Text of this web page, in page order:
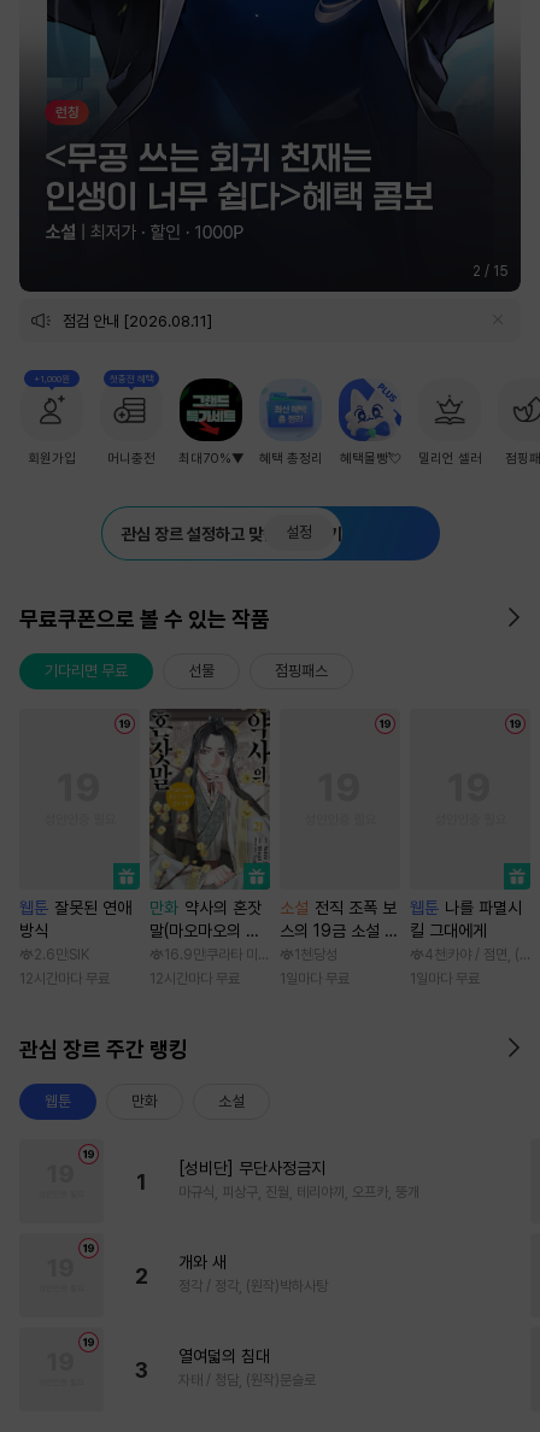
2 / 15
점검 안내 [2026.08.11]
+1,000원
회원가입
첫충전 혜택
머니충전 최대70%▼ 혜택 총정리 혜택몰빵💘 밀리언 셀러 점핑
관심 장르 설정하고 맞춤 추천 받기
설정
무료쿠폰으로 볼 수 있는 작품
기다리면 무료 선물 점핑패스
웹툰 잘못된 연애
방식
2.6만 SIK
12시간마다 무료
만화 약사의 혼잣
말(마오마오의 후
궁 수수께끼 풀이
수첩)
16.9만 쿠라타 미노지 / 휴우가 나츠
12시간마다 무료
소설 전직 조폭 보
스의 19금 소설 속
가정부 빙의기
1천 당성
1일마다 무료
웹툰 나를 파멸시
킬 그대에게
4천 카야 / 점면, (원
1일마다 무료
관심 장르 주간 랭킹
웹툰 만화 소설
1
[성비단] 무단사정금지
마규식, 피상구, 진월, 테리야끼, 오프카, 뚱개
2
개와 새
정각 / 정각, (원작)박하사탕
3
열여덟의 침대
자태 / 청담, (원작)문슬로